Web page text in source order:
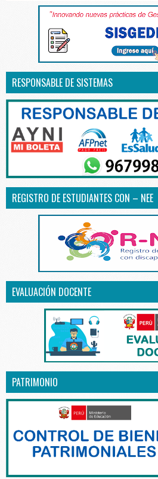
RESPONSABLE DE SISTEMAS
REGISTRO DE ESTUDIANTES CON – NEE
EVALUACIÓN DOCENTE
PATRIMONIO